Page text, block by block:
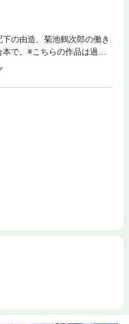
の由造、菊池鶴次郎の働き
で。※こちらの作品は過去
ります。重複購入にはお気